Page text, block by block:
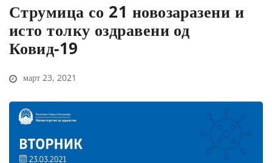
Струмица со 21 новозаразени и
исто толку оздравени од
Ковид-19
март 23, 2021